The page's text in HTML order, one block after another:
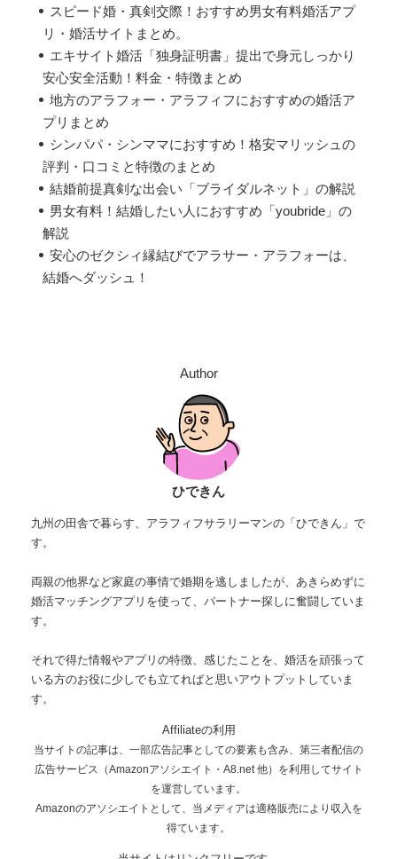
スピード婚・真剣交際！おすすめ男女有料婚活アプ
リ・婚活サイトまとめ。
エキサイト婚活「独身証明書」提出で身元しっかり
安心安全活動！料金・特徴まとめ
地方のアラフォー・アラフィフにおすすめの婚活ア
プリまとめ
シンパパ・シンママにおすすめ！格安マリッシュの
評判・口コミと特徴のまとめ
結婚前提真剣な出会い「ブライダルネット」の解説
男女有料！結婚したい人におすすめ「youbride」の
解説
安心のゼクシィ縁結びでアラサー・アラフォーは、
結婚へダッシュ！
Author
ひできん
九州の田舎で暮らす、アラフィフサラリーマンの「ひできん」で
す。
両親の他界など家庭の事情で婚期を逃しましたが、あきらめずに
婚活マッチングアプリを使って、パートナー探しに奮闘していま
す。
それで得た情報やアプリの特徴、感じたことを、婚活を頑張って
いる方のお役に少しでも立てればと思いアウトプットしていま
す。
Affiliateの利用
当サイトの記事は、一部広告記事としての要素も含み、第三者配信の
広告サービス（Amazonアソシエイト・A8.net 他）を利用してサイト
を運営しています。
Amazonのアソシエイトとして、当メディアは適格販売により収入を
得ています。